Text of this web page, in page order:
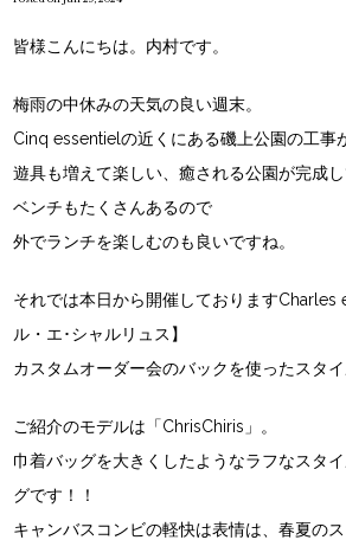
皆様こんにちは。内村です。
梅雨の中休みの天気の良い週末。
Cinq essentielの近くにある磯上公園の工事
遊具も増えて楽しい、癒される公園が完成し
ベンチもたくさんあるので
外でランチを楽しむのも良いですね。
それでは本日から開催しておりますCharles
ル・エ･シャルリュス】
カスタムオーダー会のバックを使ったスタイ
ご紹介のモデルは「ChrisChiris」。
巾着バッグを大きくしたようなラフなスタ
グです！！
キャンバスコンビの軽快は表情は、春夏の